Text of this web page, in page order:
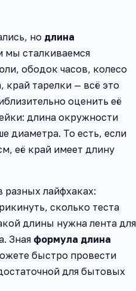
но длина
мы сталкиваемся
ободок часов, колесо
край тарелки — всё это
оценить её
длина окружности
диаметра. То есть, если
её край имеет длину
разных лайфхаках:
сколько теста
длины нужна лента для
Зная формула длина
быстро провести
для бытовых